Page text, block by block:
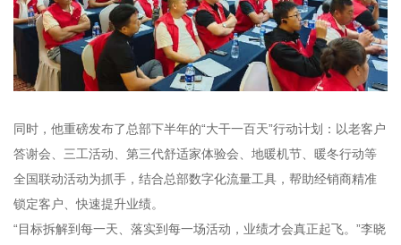
同时，他重磅发布了总部下半年的“大干一百天”行动计划：以老客户
答谢会、三工活动、第三代舒适家体验会、地暖机节、暖冬行动等
全国联动活动为抓手，结合总部数字化流量工具，帮助经销商精准
锁定客户、快速提升业绩。
“目标拆解到每一天、落实到每一场活动，业绩才会真正起飞。”李晓